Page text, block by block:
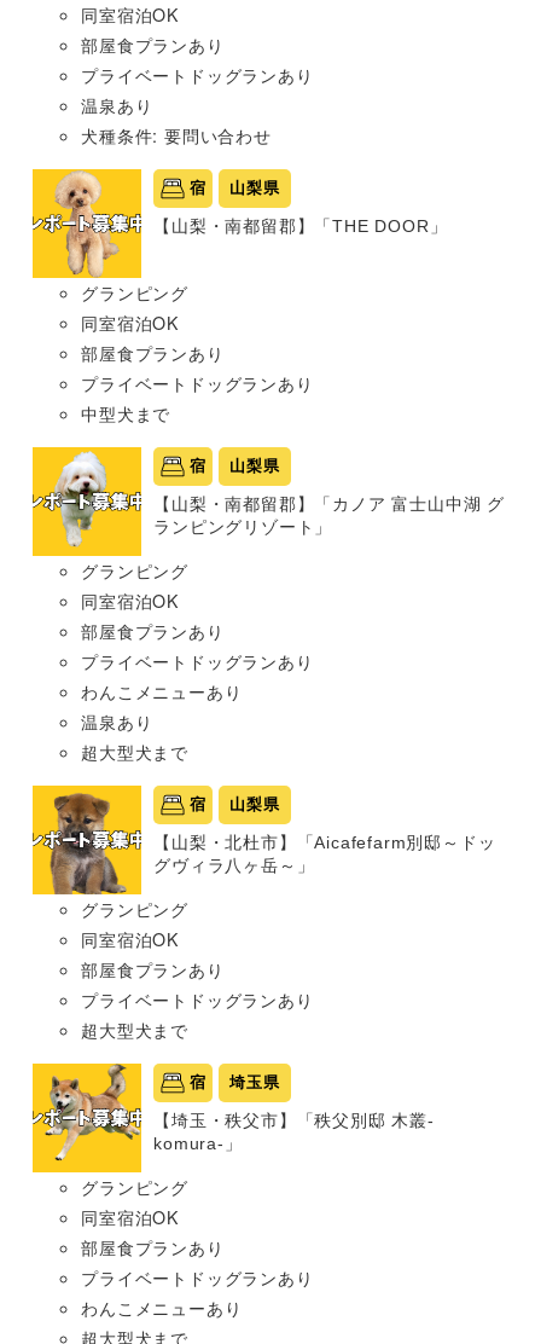
同室宿泊OK
部屋食プランあり
プライベートドッグランあり
温泉あり
犬種条件: 要問い合わせ
宿 山梨県
【山梨・南都留郡】「THE DOOR」
グランピング
同室宿泊OK
部屋食プランあり
プライベートドッグランあり
中型犬まで
宿 山梨県
【山梨・南都留郡】「カノア 富士山中湖 グ
ランピングリゾート」
グランピング
同室宿泊OK
部屋食プランあり
プライベートドッグランあり
わんこメニューあり
温泉あり
超大型犬まで
宿 山梨県
【山梨・北杜市】「Aicafefarm別邸～ドッ
グヴィラ八ヶ岳～」
グランピング
同室宿泊OK
部屋食プランあり
プライベートドッグランあり
超大型犬まで
宿 埼玉県
【埼玉・秩父市】「秩父別邸 木叢-
komura-」
グランピング
同室宿泊OK
部屋食プランあり
プライベートドッグランあり
わんこメニューあり
超大型犬まで